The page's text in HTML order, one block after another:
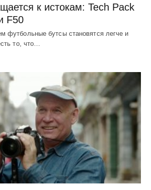
к истокам: Tech Pack
F50
футбольные бутсы становятся легче и
то, что…